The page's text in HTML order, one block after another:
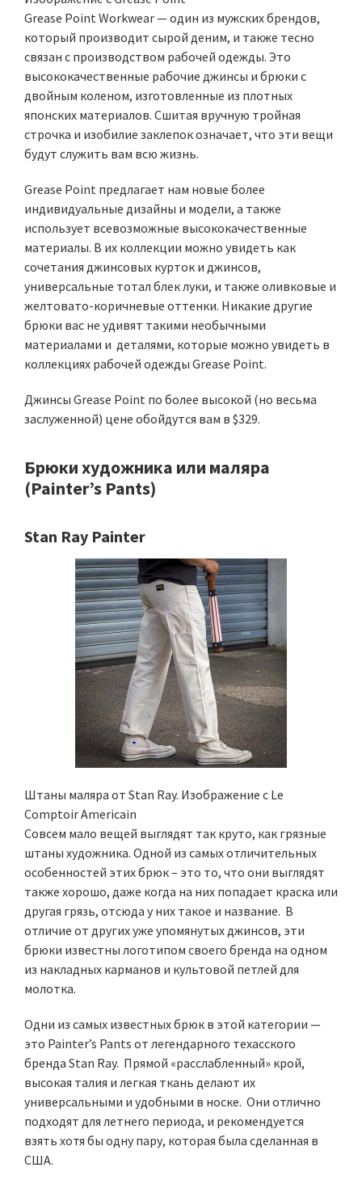
Grease Point Workwear — один из мужских брендов,
который производит сырой деним, и также тесно
связан с производством рабочей одежды. Это
высококачественные рабочие джинсы и брюки с
двойным коленом, изготовленные из плотных
японских материалов. Сшитая вручную тройная
строчка и изобилие заклепок означает, что эти вещи
будут служить вам всю жизнь.
Grease Point предлагает нам новые более
индивидуальные дизайны и модели, а также
использует всевозможные высококачественные
материалы. В их коллекции можно увидеть как
сочетания джинсовых курток и джинсов,
универсальные тотал блек луки, и также оливковые и
желтовато-коричневые оттенки. Никакие другие
брюки вас не удивят такими необычными
материалами и деталями, которые можно увидеть в
коллекциях рабочей одежды Grease Point.
Джинсы Grease Point по более высокой (но весьма
заслуженной) цене обойдутся вам в $329.
Брюки художника или маляра
(Painter’s Pants)
Stan Ray Painter
Штаны маляра от Stan Ray. Изображение с Le
Comptoir Americain
Совсем мало вещей выглядят так круто, как грязные
штаны художника. Одной из самых отличительных
особенностей этих брюк – это то, что они выглядят
также хорошо, даже когда на них попадает краска или
другая грязь, отсюда у них такое и название. В
отличие от других уже упомянутых джинсов, эти
брюки известны логотипом своего бренда на одном
из накладных карманов и культовой петлей для
молотка.
Одни из самых известных брюк в этой категории —
это Painter’s Pants от легендарного техасского
бренда Stan Ray. Прямой «расслабленный» крой,
высокая талия и легкая ткань делают их
универсальными и удобными в носке. Они отлично
подходят для летнего периода, и рекомендуется
взять хотя бы одну пару, которая была сделанная в
США.